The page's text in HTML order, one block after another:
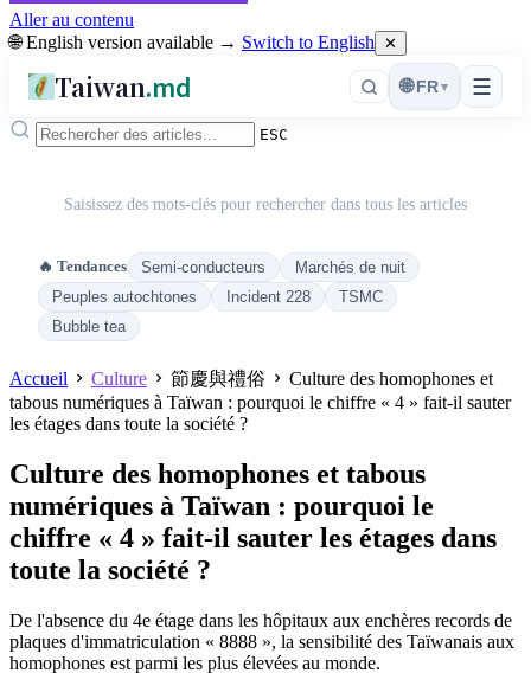
Aller au contenu
🌐 English version available → Switch to English ✕
Taiwan.md ☰
🌐 FR ▾
ESC
Saisissez des mots-clés pour rechercher dans tous les articles
🔥 Tendances Semi-conducteurs
Marchés de nuit
Peuples autochtones
Incident 228
TSMC
Bubble tea
Accueil Culture 節慶與禮俗
Culture des homophones et
tabous numériques à Taïwan : pourquoi le chiffre « 4 » fait-il sauter
les étages dans toute la société ?
Culture des homophones et tabous
numériques à Taïwan : pourquoi le
chiffre « 4 » fait-il sauter les étages dans
toute la société ?
De l'absence du 4e étage dans les hôpitaux aux enchères records de
plaques d'immatriculation « 8888 », la sensibilité des Taïwanais aux
homophones est parmi les plus élevées au monde.